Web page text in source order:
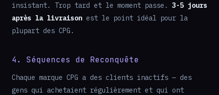
insistant. Trop tard et le moment passe. 3-5 jours
après la livraison est le point idéal pour la
plupart des CPG.
4. Séquences de Reconquête
Chaque marque CPG a des clients inactifs — des
gens qui achetaient régulièrement et qui ont